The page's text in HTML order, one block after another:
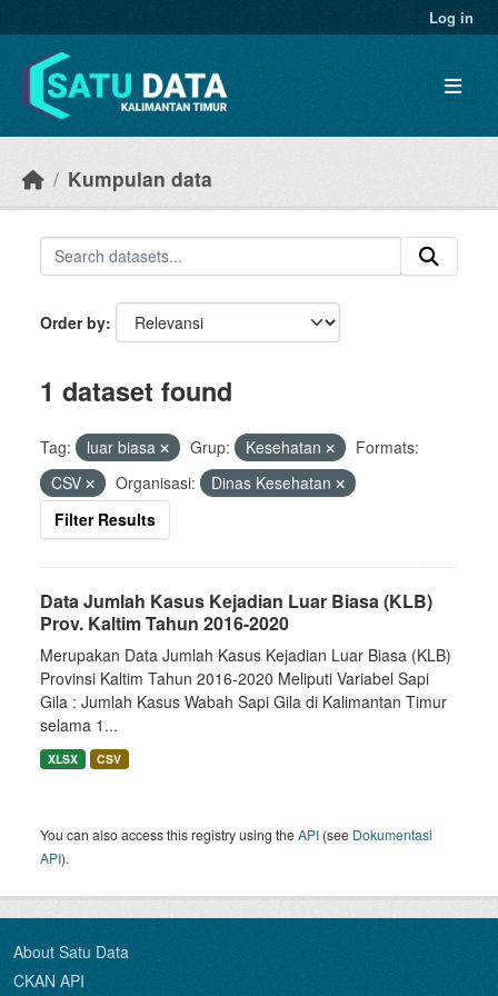
Log in
Kumpulan data
Order by
1 dataset found
Tag: luar biasa Grup: Kesehatan
Formats:
CSV
Organisasi:
Dinas Kesehatan
Filter Results
Data Jumlah Kasus Kejadian Luar Biasa (KLB)
Prov. Kaltim Tahun 2016-2020
Merupakan Data Jumlah Kasus Kejadian Luar Biasa (KLB)
Provinsi Kaltim Tahun 2016-2020 Meliputi Variabel Sapi
Gila : Jumlah Kasus Wabah Sapi Gila di Kalimantan Timur
selama 1...
XLSX CSV
You can also access this registry using theAPI (see Dokumentasi
API).
About Satu Data
CKAN API